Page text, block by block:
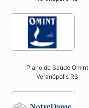
Plano de Saúde Omint
Veranópolis RS​